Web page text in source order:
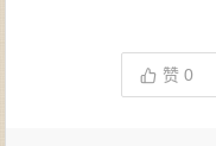
赞0